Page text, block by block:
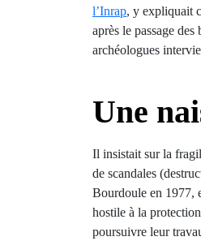
l’Inrap, y expliquait
après le passage
archéologues
Une
Il insistait sur la
de scandales
Bourdoule en 1977,
hostile à la
poursuivre leur